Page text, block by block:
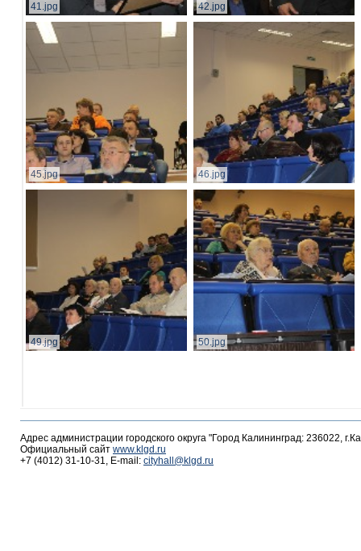
41.jpg 42.jpg
45.jpg 46.jpg
49.jpg 50.jpg
Адрес администрации городского округа "Город Калининград: 236022,
Официальный сайт www.klgd.ru
+7 (4012) 31-10-31, E-mail: cityhall@klgd.ru